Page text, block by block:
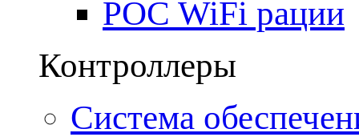
POC WiFi рации
Контроллеры
Система